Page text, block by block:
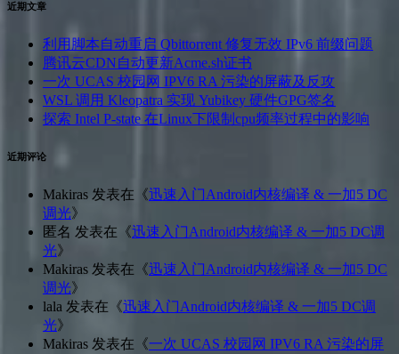
近期文章
利用脚本自动重启 Qbittorrent 修复无效 IPv6 前缀问题
腾讯云CDN自动更新Acme.sh证书
一次 UCAS 校园网 IPV6 RA 污染的屏蔽及反攻
WSL 调用 Kleopatra 实现 Yubikey 硬件GPG签名
探索 Intel P-state 在Linux下限制cpu频率过程中的影响
近期评论
Makiras 发表在《迅速入门Android内核编译 & 一加5 DC
调光》
匿名 发表在《迅速入门Android内核编译 & 一加5 DC调
光》
Makiras 发表在《迅速入门Android内核编译 & 一加5 DC
调光》
lala 发表在《迅速入门Android内核编译 & 一加5 DC调
光》
Makiras 发表在《一次 UCAS 校园网 IPV6 RA 污染的屏